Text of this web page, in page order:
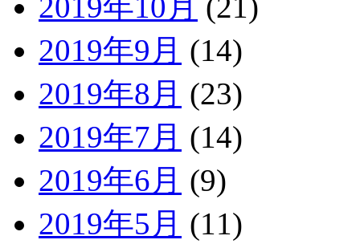
2019年9月 (14)
2019年8月 (23)
2019年7月 (14)
2019年6月 (9)
2019年5月 (11)